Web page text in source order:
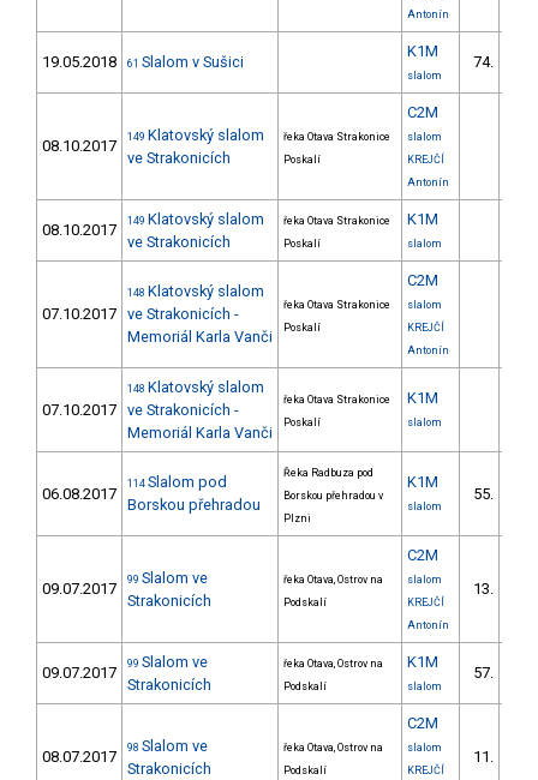
Antonín
19.05.2018 61 Slalom v Sušici
K1M
slalom
74.
08.10.2017 149 Klatovský slalom
ve Strakonicích
řeka Otava Strakonice
Poskalí
C2M
slalom
KREJČÍ
Antonín
08.10.2017 149 Klatovský slalom
ve Strakonicích
řeka Otava Strakonice
Poskalí
K1M
slalom
07.10.2017
148 Klatovský slalom
ve Strakonicích -
Memoriál Karla Vanči
řeka Otava Strakonice
Poskalí
C2M
slalom
KREJČÍ
Antonín
07.10.2017
148 Klatovský slalom
ve Strakonicích -
Memoriál Karla Vanči
řeka Otava Strakonice
Poskalí
K1M
slalom
06.08.2017
114 Slalom pod
Borskou přehradou
Řeka Radbuza pod
Borskou přehradou v
Plzni
K1M
slalom
55.
09.07.2017 99 Slalom ve
Strakonicích
řeka Otava, Ostrov na
Podskalí
C2M
slalom
KREJČÍ
Antonín
13.
09.07.2017 99 Slalom ve
Strakonicích
řeka Otava, Ostrov na
Podskalí
K1M
slalom
57.
08.07.2017 98 Slalom ve
Strakonicích
řeka Otava, Ostrov na
Podskalí
C2M
slalom
KREJČÍ
11.